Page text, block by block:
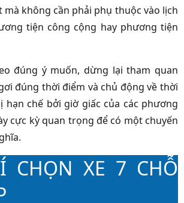
không cần phải phụ thuộc vào lịch
tiện công cộng hay phương tiện
đúng ý muốn, dừng lại tham quan
đúng thời điểm và chủ động về thời
hạn chế bởi giờ giấc của các phương
cực kỳ quan trọng để có một chuyến
CHỌN XE 7 CHỖ